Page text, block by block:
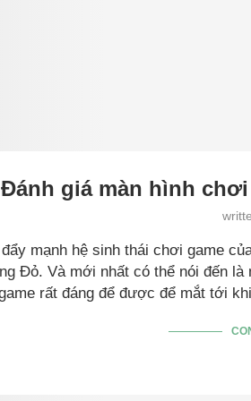
Đánh giá màn hình chơi
mạnh hệ sinh thái chơi game
Đỏ. Và mới nhất có thể nói đến
rất đáng để được để mắt tới